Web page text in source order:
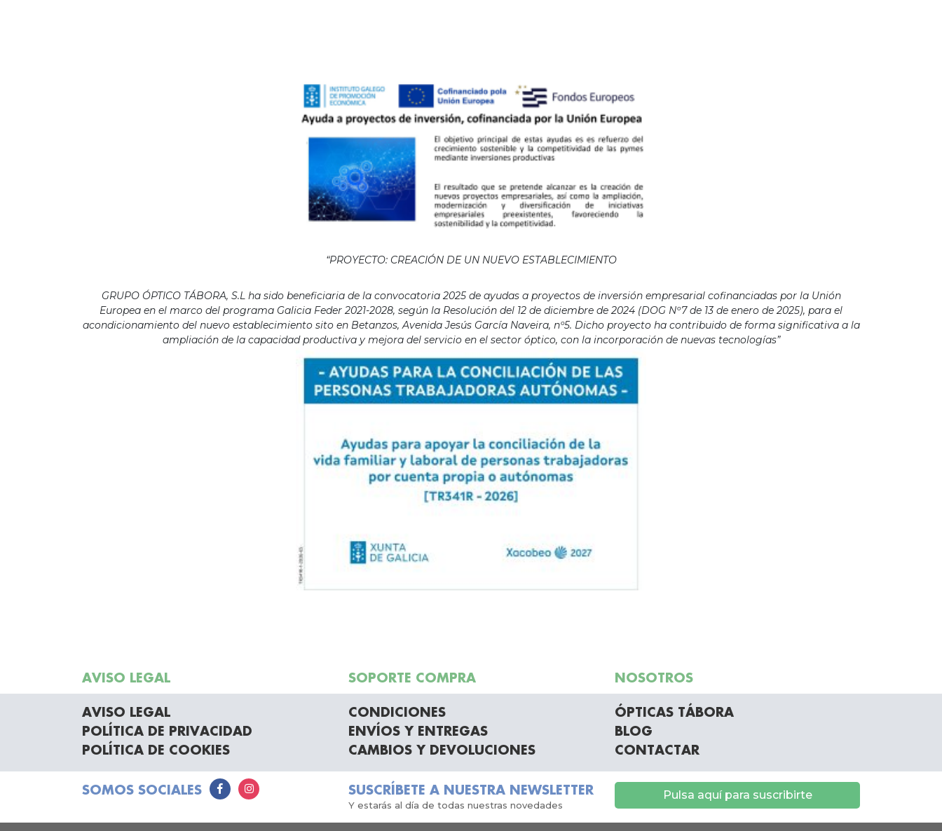
“PROYECTO: CREACIÓN DE UN NUEVO ESTABLECIMIENTO
GRUPO ÓPTICO TÁBORA, S.L ha sido beneficiaria de la convocatoria 2025 de ayudas a proyectos de inversión empresarial cofinanciadas por la Unión
Europea en el marco del programa Galicia Feder 2021-2028, según la Resolución del 12 de diciembre de 2024 (DOG Nº7 de 13 de enero de 2025), para el
acondicionamiento del nuevo establecimiento sito en Betanzos, Avenida Jesús García Naveira, nº5. Dicho proyecto ha contribuido de forma significativa a la
ampliación de la capacidad productiva y mejora del servicio en el sector óptico, con la incorporación de nuevas tecnologías”
AVISO LEGAL SOPORTE COMPRA NOSOTROS
AVISO LEGAL
POLÍTICA DE PRIVACIDAD
POLÍTICA DE COOKIES
CONDICIONES
ENVÍOS Y ENTREGAS
CAMBIOS Y DEVOLUCIONES
ÓPTICAS TÁBORA
BLOG
CONTACTAR
SOMOS SOCIALES SUSCRÍBETE A NUESTRA NEWSLETTER
Y estarás al día de todas nuestras novedades
Pulsa aquí para suscribirte